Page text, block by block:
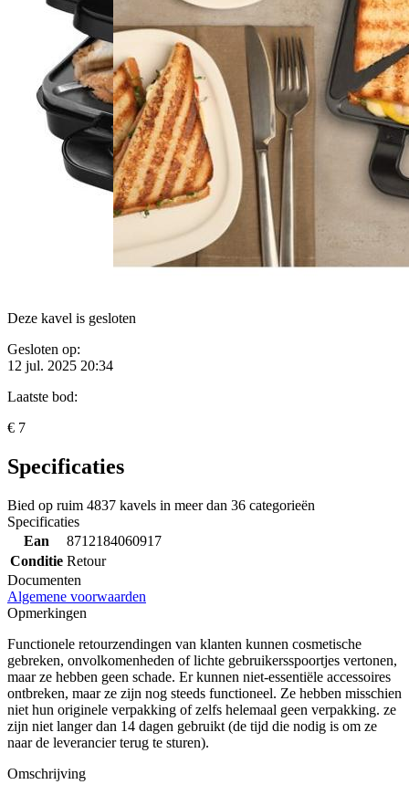
Deze kavel is gesloten
Gesloten op:
12 jul. 2025 20:34
Laatste bod:
€ 7
Specificaties
Bied op ruim 4837 kavels in meer dan 36 categorieën
Specificaties
Ean
8712184060917
Conditie Retour
Documenten
Algemene voorwaarden
Opmerkingen
Functionele retourzendingen van klanten kunnen cosmetische
gebreken, onvolkomenheden of lichte gebruikersspoortjes vertonen,
maar ze hebben geen schade. Er kunnen niet-essentiële accessoires
ontbreken, maar ze zijn nog steeds functioneel. Ze hebben misschien
niet hun originele verpakking of zelfs helemaal geen verpakking. ze
zijn niet langer dan 14 dagen gebruikt (de tijd die nodig is om ze
naar de leverancier terug te sturen).
Omschrijving